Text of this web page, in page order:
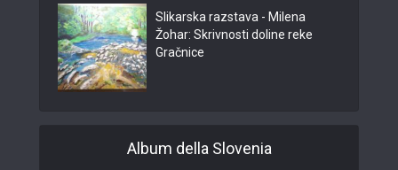
Slikarska razstava - Milena
Žohar: Skrivnosti doline reke
Gračnice
Album della Slovenia